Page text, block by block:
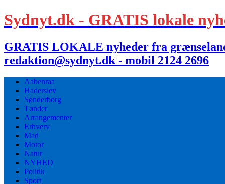
Sydnyt.dk - GRATIS lokale
GRATIS LOKALE nyheder fra
redaktion@sydnyt.dk - mobil 2124 2696
Aabenraa
Haderslev
Sønderborg
Tønder
Arrangementer
Erhverv
Mad
Motor
Natur
NYHED
Politik
Sport